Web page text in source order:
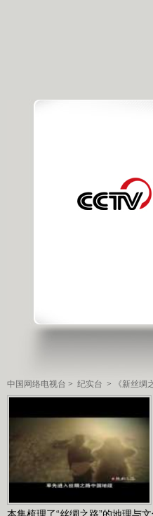
中国网络电视台 > 纪实台 > 《新丝绸